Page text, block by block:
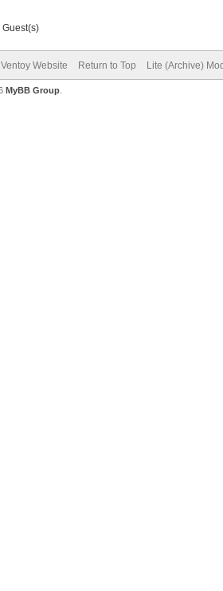
Ventoy Website Return to Top Lite (Archive)
MyBB Group